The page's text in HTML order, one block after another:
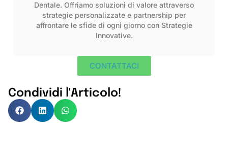
Dentale. Offriamo soluzioni di valore attraverso
strategie personalizzate e partnership per
affrontare le sfide di ogni giorno con Strategie
Innovative.
CONTATTACI
Condividi l'Articolo!